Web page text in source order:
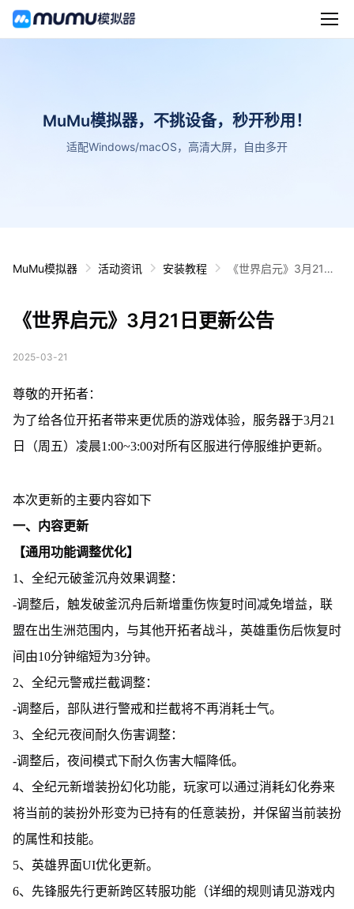
MuMu模拟器，不挑设备，秒开秒用！
适配Windows/macOS，高清大屏，自由多开
MuMu模拟器 活动资讯 安装教程
《世界启元》3月21日
《世界启元》3月21日更新公告
2025-03-21
尊敬的开拓者：
为了给各位开拓者带来更优质的游戏体验，服务器于3月21
日（周五）凌晨1:00~3:00对所有区服进行停服维护更新。
本次更新的主要内容如下
一、内容更新
【通用功能调整优化】
1、全纪元破釜沉舟效果调整：
-调整后，触发破釜沉舟后新增重伤恢复时间减免增益，联
盟在出生洲范围内，与其他开拓者战斗，英雄重伤后恢复时
间由10分钟缩短为3分钟。
2、全纪元警戒拦截调整：
-调整后，部队进行警戒和拦截将不再消耗士气。
3、全纪元夜间耐久伤害调整：
-调整后，夜间模式下耐久伤害大幅降低。
4、全纪元新增装扮幻化功能，玩家可以通过消耗幻化券来
将当前的装扮外形变为已持有的任意装扮，并保留当前装扮
的属性和技能。
5、英雄界面UI优化更新。
6、先锋服先行更新跨区转服功能（详细的规则请见游戏内